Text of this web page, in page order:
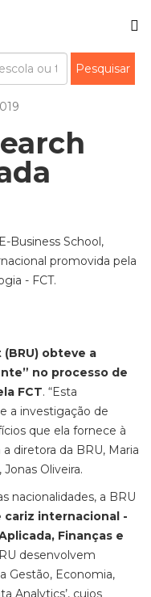
Business School,
promovida pela
- FCT.
(BRU) obteve a
no processo de
FCT. “Esta
a investigação de
que ela fornece à
diretora da BRU, Maria
Oliveira.
nacionalidades, a BRU
cariz internacional -
Finanças e
desenvolvem
Gestão, Economia,
Analytics’, cujos